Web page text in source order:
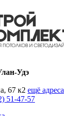
Удэ
67 к2 ещё адреса
51-47-57